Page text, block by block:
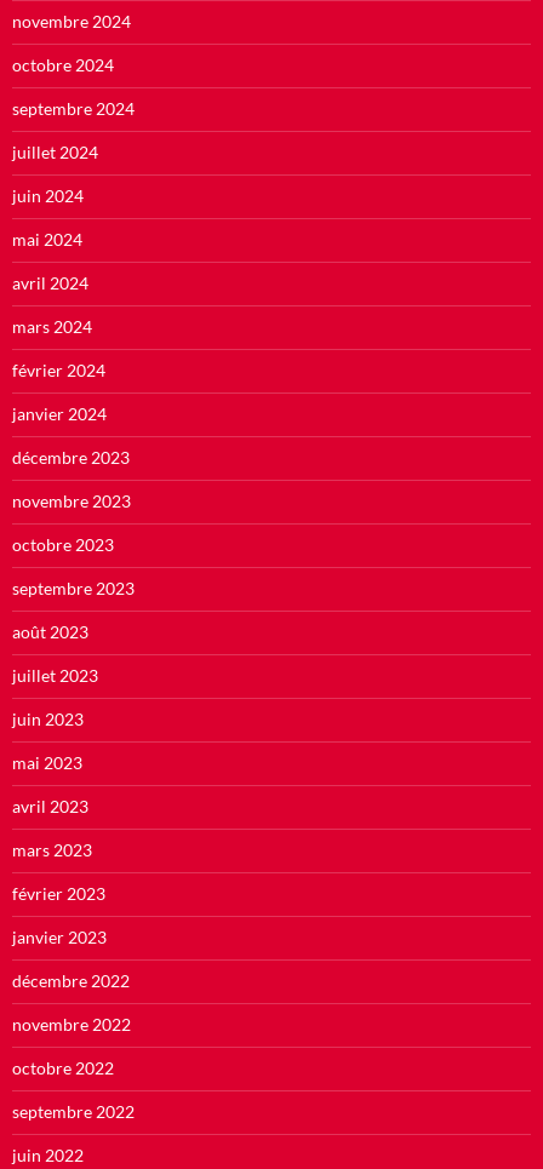
novembre 2024
octobre 2024
septembre 2024
juillet 2024
juin 2024
mai 2024
avril 2024
mars 2024
février 2024
janvier 2024
décembre 2023
novembre 2023
octobre 2023
septembre 2023
août 2023
juillet 2023
juin 2023
mai 2023
avril 2023
mars 2023
février 2023
janvier 2023
décembre 2022
novembre 2022
octobre 2022
septembre 2022
juin 2022